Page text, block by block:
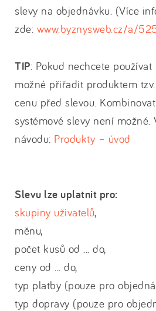
slevy na objednávku. (Více
zde: www.byznysweb.cz/a/
TIP: Pokud nechcete
možné přiřadit produktem
cenu před slevou.
systémové slevy není možné.
návodu: Produkty – úvod
Slevu lze uplatnit pro:
skupiny uživatelů,
měnu,
počet kusů od ... do,
ceny od ... do,
typ platby (pouze pro
typ dopravy (pouze pro